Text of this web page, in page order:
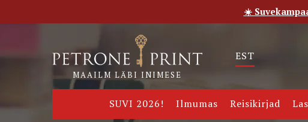
Meie saade
MAAILM LÄBI INIMESE
EST
SUVI 2026! Ilmumas Reisikirjad
☀️